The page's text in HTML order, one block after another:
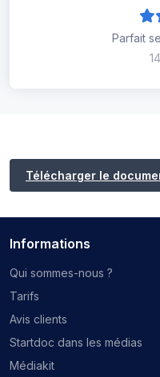
Parfait
Télécharger le
Informations
Qui sommes-nous ?
Tarifs
Avis clients
Startdoc dans les médias
Médiakit